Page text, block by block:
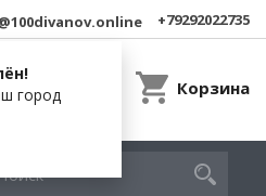
город
+79292022735
Корзина